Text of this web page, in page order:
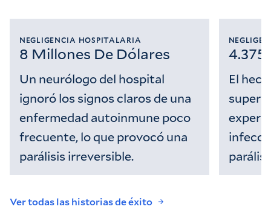
NEGLIGENCIA HOSPITALARIA
8 Millones De Dólares
Un neurólogo del hospital
ignoró los signos claros de una
enfermedad autoinmune poco
frecuente, lo que provocó una
parálisis irreversible.
4.375
El
Ver todas las historias de éxito